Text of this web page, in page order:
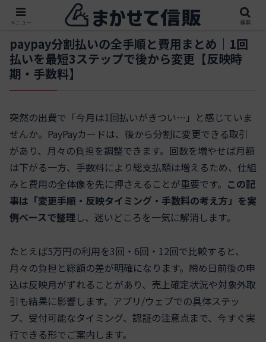
paypay分割払いの全手順と費用まとめ｜1回
払いを最短3ステップで後から変更【反映時
期・手数料】
突然の出費で「今月は1回払いがきつい…」と感じていま
せんか。PayPayカードは、後から分割に変更できる取引
があり、月々の負担を調整できます。回数を増やせば月額
は下がる一方、手数料により総支払額は増えるため、仕組
みと費用の全体像を先に押さえることが重要です。 この記
事は「変更手順・反映タイミング・手数料の考え方」を実
例ベースで整理し、迷いどころを一気に解消します。
たとえば5万円の利用を3回・6回・12回で比較すると、
月々の負担と総額の差が明確になります。締め日前後の申
込は反映月がずれることがあり、売上確定状況や対象外取
引も結果に影響します。アプリ/ウェブでの具体ステッ
プ、受付可能なタイミング、認証の注意点まで、今すぐ実
行できる形でご案内します。
メニュー 検索